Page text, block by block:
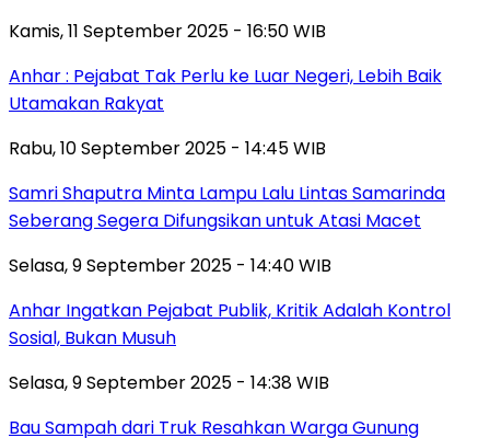
Kamis, 11 September 2025 - 16:50 WIB
Anhar : Pejabat Tak Perlu ke Luar Negeri, Lebih Baik
Utamakan Rakyat
Rabu, 10 September 2025 - 14:45 WIB
Samri Shaputra Minta Lampu Lalu Lintas Samarinda
Seberang Segera Difungsikan untuk Atasi Macet
Selasa, 9 September 2025 - 14:40 WIB
Anhar Ingatkan Pejabat Publik, Kritik Adalah Kontrol
Sosial, Bukan Musuh
Selasa, 9 September 2025 - 14:38 WIB
Bau Sampah dari Truk Resahkan Warga Gunung